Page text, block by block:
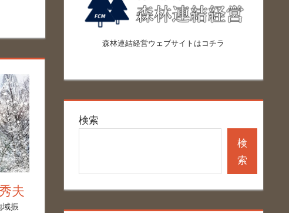
夫
域振
森林連結経営ウェブサイトはコチラ
検索
検
索